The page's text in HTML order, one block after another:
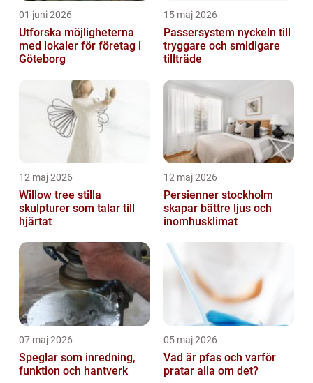
01 juni 2026
Utforska möjligheterna
med lokaler för företag i
Göteborg
15 maj 2026
Passersystem nyckeln till
tryggare och smidigare
tillträde
12 maj 2026
Willow tree stilla
skulpturer som talar till
hjärtat
12 maj 2026
Persienner stockholm
skapar bättre ljus och
inomhusklimat
07 maj 2026
Speglar som inredning,
funktion och hantverk
05 maj 2026
Vad är pfas och varför
pratar alla om det?